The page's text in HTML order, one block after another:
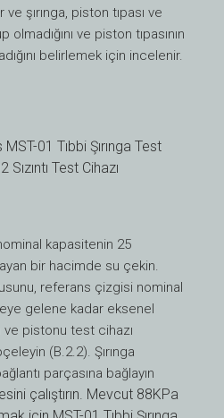
şırınga, piston tıpası ve
olmadığını ve piston tıpasının
belirlemek için incelenir.
01 Tıbbi Şırınga Test
Sızıntı Test Cihazı
kapasitenin 25
bir hacimde su çekin.
referans çizgisi nominal
gelene kadar eksenel
pistonu test cihazı
(B.2.2). Şırınga
parçasına bağlayın
çalıştırın. Mevcut 88KPa